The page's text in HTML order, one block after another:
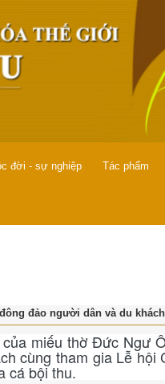
đời - sự nghiệp Tác phẩm
đảo người dân và du
miếu thờ Đức Ngư
cùng tham gia Lễ
cá bội thu.